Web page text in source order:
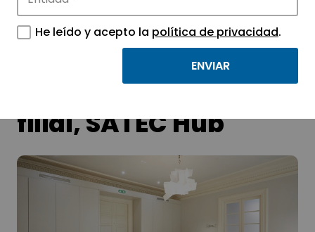
SATEC instala en
MAQUA su nueva
filial, SATEC Hub
He leído y acepto la política de privacidad.